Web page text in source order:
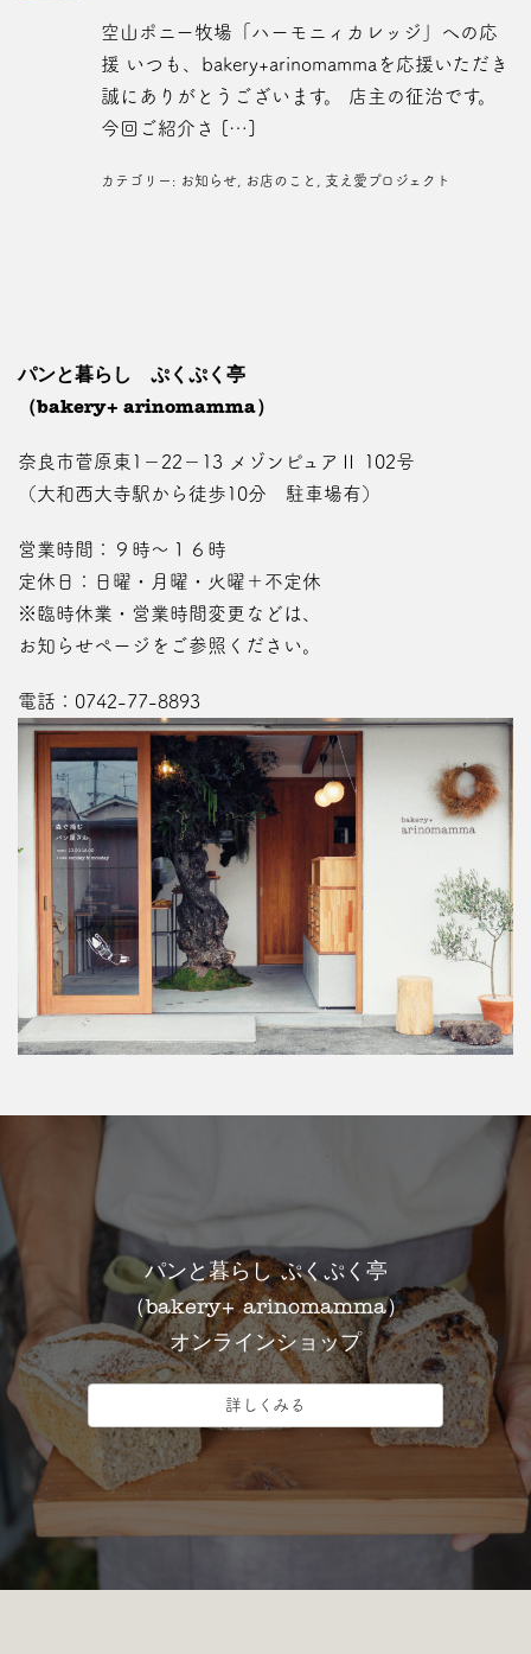
空山ポニー牧場「ハーモニィカレッジ」への応
援 いつも、bakery+arinomammaを応援いただき
誠にありがとうございます。 店主の征治です。
今回ご紹介さ […]
カテゴリー: お知らせ お店のこと 支え愛プロジェクト
パンと暮らし ぷくぷく亭
（bakery+ arinomamma）
奈良市菅原東1－22－13 メゾンピュアⅡ 102号
（大和西大寺駅から徒歩10分 駐車場有）
営業時間：９時～１６時
定休日：日曜・月曜・火曜＋不定休
※臨時休業・営業時間変更などは、
お知らせページ をご参照ください。
電話： 0742-77-8893
パンと暮らし ぷくぷく亭
（bakery+ arinomamma）
オンラインショップ
詳しくみる